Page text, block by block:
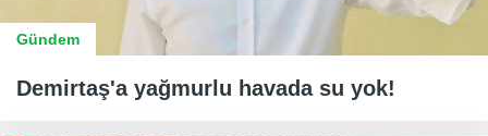
Gündem
Demirtaş'a yağmurlu havada su yok!